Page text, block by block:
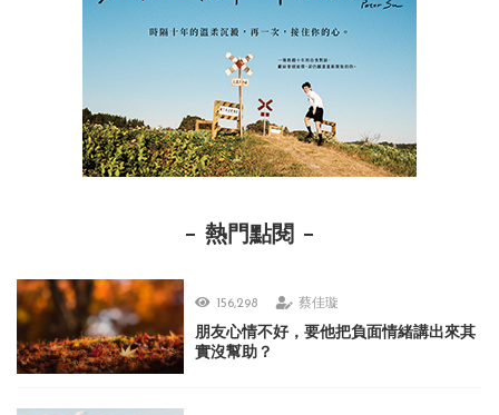
熱門點閱
156,298 蔡佳璇
朋友心情不好，要他把負面情緒講出來其
實沒幫助？